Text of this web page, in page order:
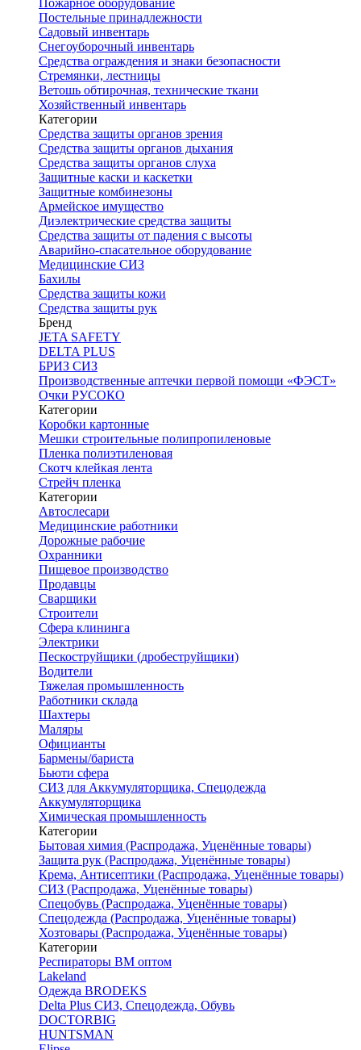
Пожарное оборудование
Постельные принадлежности
Садовый инвентарь
Снегоуборочный инвентарь
Средства ограждения и знаки безопасности
Стремянки, лестницы
Ветошь обтирочная, технические ткани
Хозяйственный инвентарь
Категории
Средства защиты органов зрения
Средства защиты органов дыхания
Средства защиты органов слуха
Защитные каски и каскетки
Защитные комбинезоны
Армейское имущество
Диэлектрические средства защиты
Средства защиты от падения с высоты
Аварийно-спасательное оборудование
Медицинские СИЗ
Бахилы
Средства защиты кожи
Средства защиты рук
Бренд
JETA SAFETY
DELTA PLUS
БРИЗ СИЗ
Производственные аптечки первой помощи «ФЭСТ»
Очки РУСОКО
Категории
Коробки картонные
Мешки строительные полипропиленовые
Пленка полиэтиленовая
Скотч клейкая лента
Стрейч пленка
Категории
Автослесари
Медицинские работники
Дорожные рабочие
Охранники
Пищевое производство
Продавцы
Сварщики
Строители
Сфера клининга
Электрики
Пескоструйщики (дробеструйщики)
Водители
Тяжелая промышленность
Работники склада
Шахтеры
Маляры
Официанты
Бармены/бариста
Бьюти сфера
СИЗ для Аккумуляторщика, Спецодежда
Аккумуляторщика
Химическая промышленность
Категории
Бытовая химия (Распродажа, Уценённые товары)
Защита рук (Распродажа, Уценённые товары)
Крема, Антисептики (Распродажа, Уценённые товары)
СИЗ (Распродажа, Уценённые товары)
Спецобувь (Распродажа, Уценённые товары)
Спецодежда (Распродажа, Уценённые товары)
Хозтовары (Распродажа, Уценённые товары)
Категории
Респираторы ВМ оптом
Lakeland
Одежда BRODEKS
Delta Plus СИЗ, Спецодежда, Обувь
DOCTORBIG
HUNTSMAN